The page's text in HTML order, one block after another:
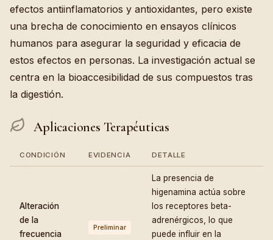
efectos antiinflamatorios y antioxidantes, pero existe
una brecha de conocimiento en ensayos clínicos
humanos para asegurar la seguridad y eficacia de
estos efectos en personas. La investigación actual se
centra en la bioaccesibilidad de sus compuestos tras
la digestión.
Aplicaciones Terapéuticas
CONDICIÓN EVIDENCIA DETALLE
Alteración
de la
frecuencia
Preliminar
La presencia de
higenamina actúa sobre
los receptores beta-
adrenérgicos, lo que
puede influir en la